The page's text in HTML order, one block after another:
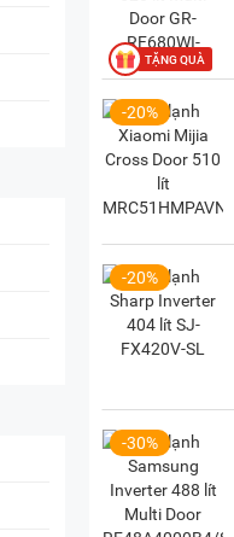
-20%
-20%
-30%